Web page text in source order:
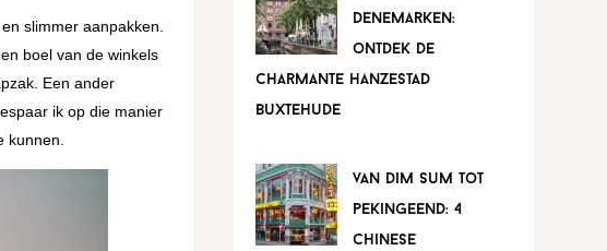
en slimmer aanpakken.
boel van de winkels
Een ander
ik op die manier
denemarken:
ontdek de
charmante hanzestad
buxtehude
van dim sum tot
pekingeend: 4
chinese